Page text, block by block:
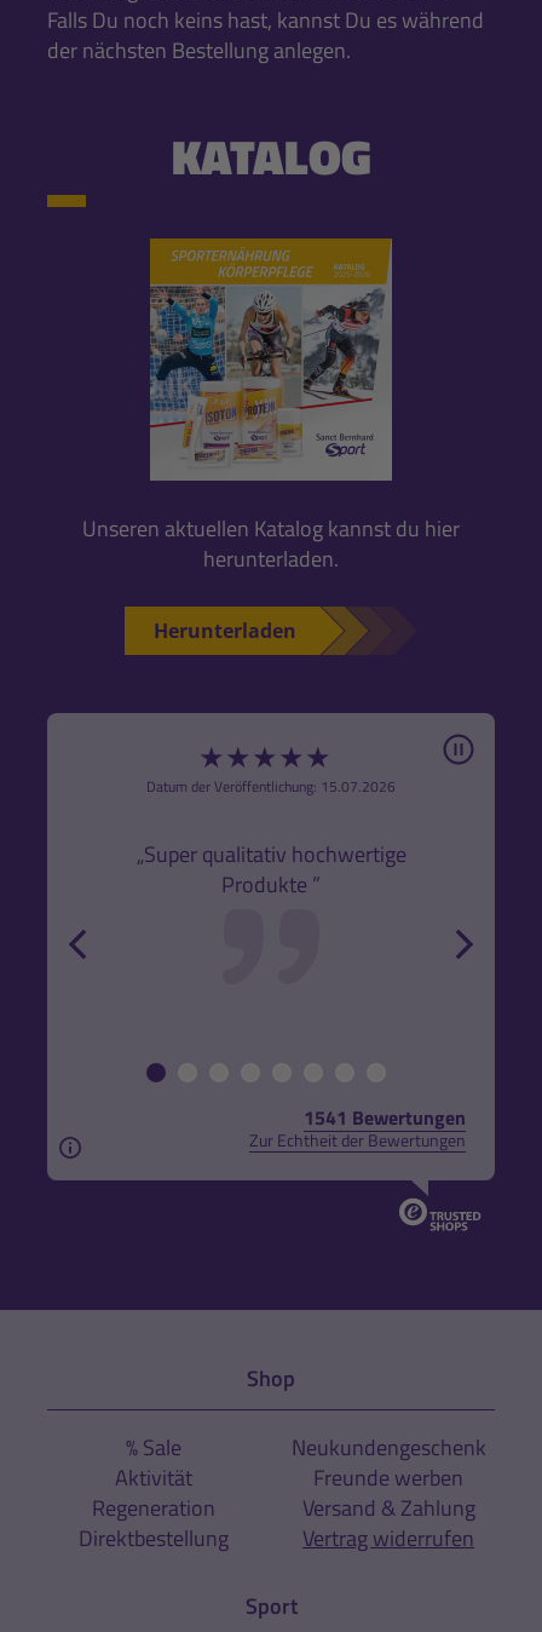
Falls Du noch keins hast, kannst Du es während
der nächsten Bestellung anlegen.
KATALOG
Unseren aktuellen Katalog kannst du hier
herunterladen.
Herunterladen
★★★★★
Datum der Veröffentlichung: 15.07.2026
„Super qualitativ hochwertige
Produkte ”
Pause
1541 Bewertungen
Zur Echtheit der Bewertungen
Aus rechtlichen Gründen weisen wir darauf hin,
Shop
% Sale
Aktivität
Regeneration
Direktbestellung
Neukundengeschenk
Freunde werben
Versand & Zahlung
Vertrag widerrufen
Sport